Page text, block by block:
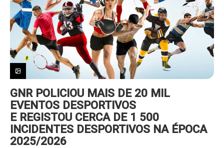
GNR POLICIOU MAIS DE 20 MIL
EVENTOS DESPORTIVOS
E REGISTOU CERCA DE 1 500
INCIDENTES DESPORTIVOS NA ÉPOCA
2025/2026